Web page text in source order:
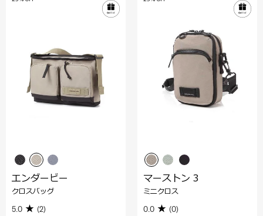
エンダービー
クロスバッグ
5.0 (2)
マーストン 3
ミニクロス
0.0 (0)